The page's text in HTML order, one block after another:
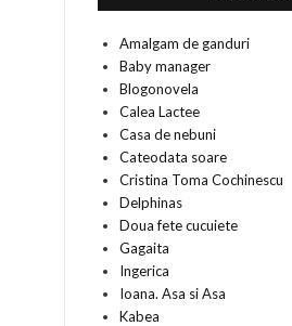
Amalgam de ganduri
Baby manager
Blogonovela
Calea Lactee
Casa de nebuni
Cateodata soare
Cristina Toma Cochinescu
Delphinas
Doua fete cucuiete
Gagaita
Ingerica
Ioana. Asa si Asa
Kabea